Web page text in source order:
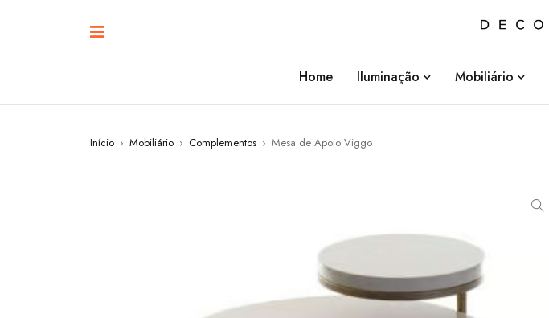
Home Iluminação Mobiliário
Início › Mobiliário › Complementos › Mesa de Apoio Viggo